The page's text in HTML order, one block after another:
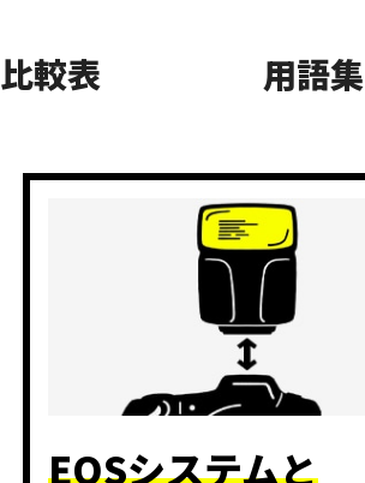
比較表 用語集
EOSシステムと